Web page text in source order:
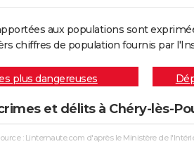
aux populations sont
chiffres de population fournis par
plus dangereuses
et délits à Chéry-lès-
: Linternaute.com d'après le Ministère de